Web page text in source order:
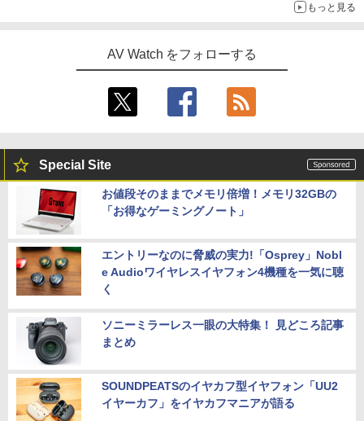
もっと見る
AV Watch をフォローする
Special Site
お値段そのままでメモリ倍増！メモリ32GBの
「お得なゲーミングノート」
エントリーなのに脅威の実力!「Osprey」Nobl
e Audioワイヤレスイヤフォン4機種を一気に聴
く
ソニーミラーレス一眼の大特集！ 見どころ記事
まとめ
SOUNDPEATSのイヤカフ型イヤフォン「UU2
イヤーカフ」をイヤカフマニアが語る